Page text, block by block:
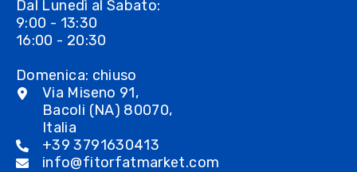
Dal Lunedì al Sabato:
9:00 - 13:30
16:00 - 20:30
Domenica: chiuso
Via Miseno 91,
Bacoli (NA) 80070,
Italia
+39 3791630413
info@fitorfatmarket.com